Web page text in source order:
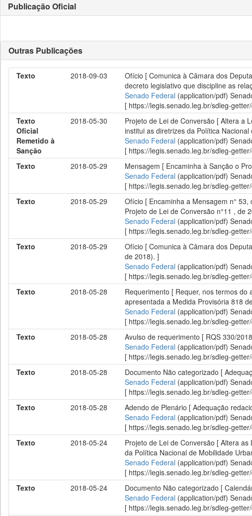
Publicação Oficial
Outras Publicações
Texto 2018-09-03
Ofício [ Comunica à Câmara dos
decreto legislativo que discipline as
Senado Federal (application/pdf)
[ https://legis.senado.leg.br/sdleg-
Texto
Oficial
Remetido à
Sanção
2018-05-30
Projeto de Lei de Conversão [ Altera a
institui as diretrizes da Política
Senado Federal (application/pdf)
[ https://legis.senado.leg.br/sdleg-
Texto
2018-05-29
Mensagem [ Encaminha à Sanção o
Senado Federal (application/pdf)
[ https://legis.senado.leg.br/sdleg-
Texto
2018-05-29
Ofício [ Encaminha a Mensagem n°
Projeto de Lei de Conversão n°11 , de
Senado Federal (application/pdf)
[ https://legis.senado.leg.br/sdleg-
Texto
2018-05-29
Ofício [ Comunica à Câmara dos
de 2018). ]
Senado Federal (application/pdf)
[ https://legis.senado.leg.br/sdleg-
Texto
2018-05-28
Requerimento [ Requer, nos termos
apresentada a Medida Provisória 818
Senado Federal (application/pdf)
[ https://legis.senado.leg.br/sdleg-
Texto
2018-05-28
Avulso de requerimento [ RQS 330/
Senado Federal (application/pdf)
[ https://legis.senado.leg.br/sdleg-
Texto
2018-05-28
Documento Não categorizado [
Senado Federal (application/pdf)
[ https://legis.senado.leg.br/sdleg-
Texto
2018-05-28
Adendo de Plenário [ Adequação
Senado Federal (application/pdf)
[ https://legis.senado.leg.br/sdleg-
Texto
2018-05-24
Projeto de Lei de Conversão [ Altera
da Política Nacional de Mobilidade
Senado Federal (application/pdf)
[ https://legis.senado.leg.br/sdleg-
Texto
2018-05-24
Documento Não categorizado [
Senado Federal (application/pdf)
[ https://legis.senado.leg.br/sdleg-